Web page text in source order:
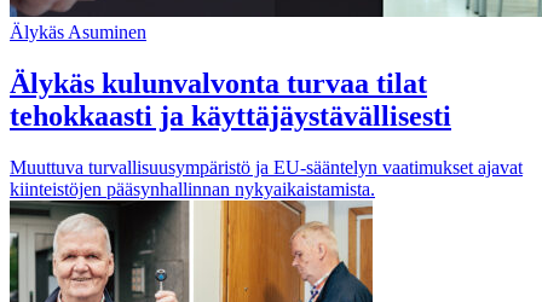
Älykäs Asuminen
Älykäs kulunvalvonta turvaa tilat
tehokkaasti ja käyttäjäystävällisesti
Muuttuva turvallisuusympäristö ja EU-sääntelyn vaatimukset ajavat
kiinteistöjen pääsynhallinnan nykyaikaistamista.